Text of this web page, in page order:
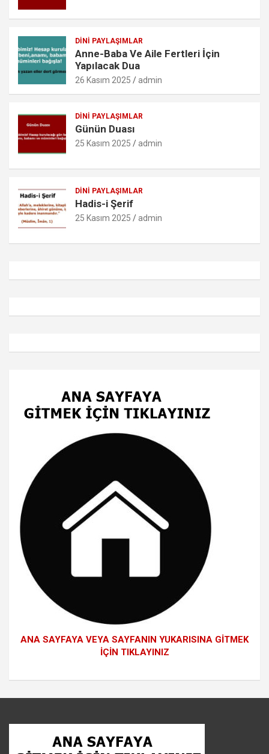
DINI PAYLAŞIMLAR
Anne-Baba Ve Aile Fertleri İçin
Yapılacak Dua
26 Kasım 2025 admin
DINI PAYLAŞIMLAR
Günün Duası
25 Kasım 2025 admin
DINI PAYLAŞIMLAR
Hadis-i Şerif
25 Kasım 2025 admin
ANA SAYFAYA VEYA SAYFANIN YUKARISINA GİTMEK
İÇİN TIKLAYINIZ